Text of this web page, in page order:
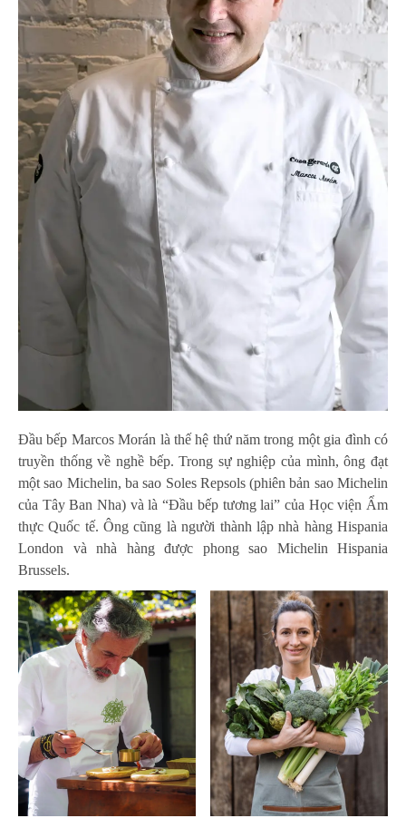
Đầu bếp Marcos Morán là thế hệ thứ năm trong một gia đình có
truyền thống về nghề bếp. Trong sự nghiệp của mình, ông đạt
một sao Michelin, ba sao Soles Repsols (phiên bản sao Michelin
của Tây Ban Nha) và là “Đầu bếp tương lai” của Học viện Ẩm
thực Quốc tế. Ông cũng là người thành lập nhà hàng Hispania
London và nhà hàng được phong sao Michelin Hispania
Brussels.